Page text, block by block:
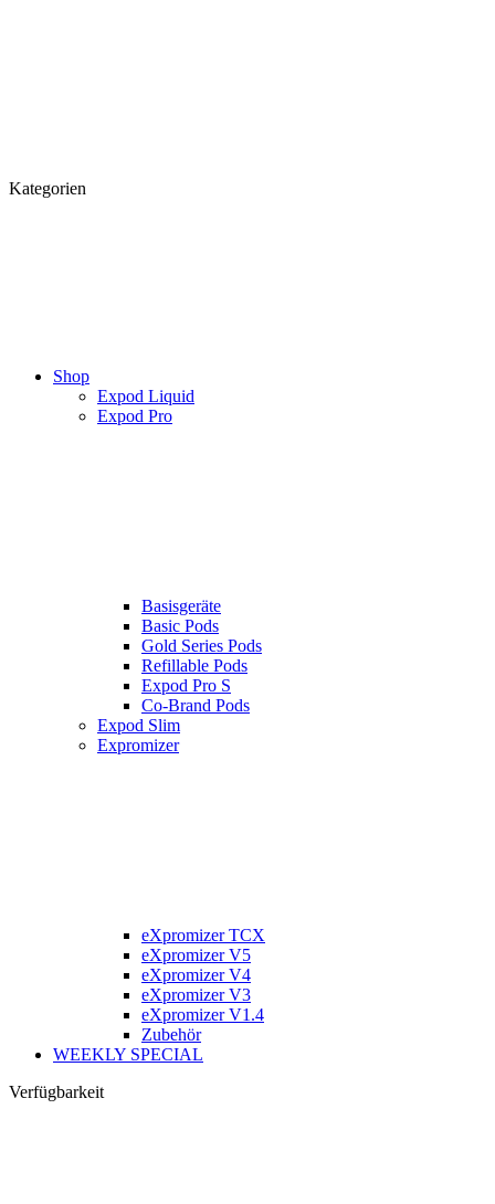
Kategorien
Shop
Expod Liquid
Expod Pro
Basisgeräte
Basic Pods
Gold Series Pods
Refillable Pods
Expod Pro S
Co-Brand Pods
Expod Slim
Expromizer
eXpromizer TCX
eXpromizer V5
eXpromizer V4
eXpromizer V3
eXpromizer V1.4
Zubehör
WEEKLY SPECIAL
Verfügbarkeit